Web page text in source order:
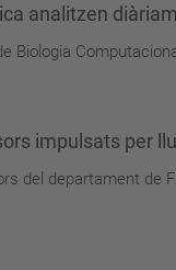
analitzen
Biologia
impulsats per
del departament de